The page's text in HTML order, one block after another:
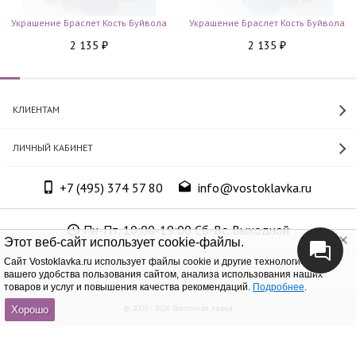
Этот веб-сайт использует cookie-файлы.
Cайт Vostoklavka.ru использует файлы cookie и другие технологии для
вашего удобства пользования сайтом, анализа использования наших
товаров и услуг и повышения качества рекомендаций. Подробнее.
Хорошо
Украшение Браслет Кость Буйвола
2 135 ₽
Украшение Браслет Кость Буйвола
2 135 ₽
КЛИЕНТАМ
ЛИЧНЫЙ КАБИНЕТ
+7 (495) 374 57 80 info@vostoklavka.ru
Пн-Пт. 10:00-19:00 Сб-Вс. Выходной
ООО «Юнит Групп», ОГРН 1147746305574